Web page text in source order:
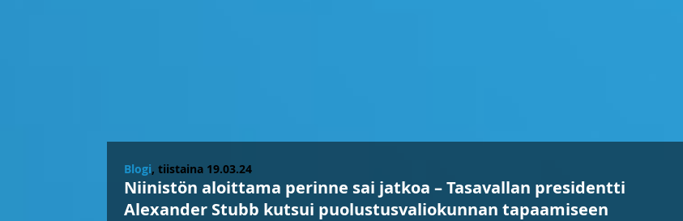
Blogi, tiistaina 19.03.24
Niinistön aloittama perinne sai jatkoa – Tasavallan presidentti
Alexander Stubb kutsui puolustusvaliokunnan tapaamiseen